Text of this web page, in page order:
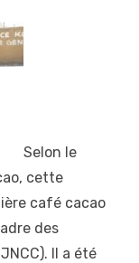
Selon le
cette
café cacao
des
Il a été